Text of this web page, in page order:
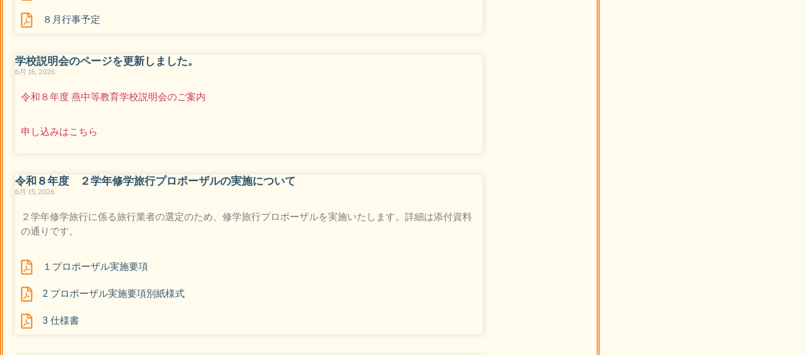
８月行事予定
学校説明会のページを更新しました。
6月 16, 2026
令和８年度 燕中等教育学校説明会のご案内
申し込みはこちら
令和８年度 ２学年修学旅行プロポーザルの実施について
6月 15, 2026
２学年修学旅行に係る旅行業者の選定のため、修学旅行プロポーザルを実施いたします。詳細は添付資料
の通りです。
１プロポーザル実施要項
2 プロポーザル実施要項別紙様式
3 仕様書